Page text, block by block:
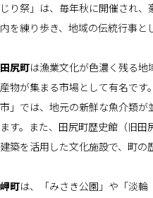
じり祭」は、毎年秋に開催され
内を練り歩き、地域の伝統行事と
田尻町は漁業文化が色濃く残る
産物が集まる市場として有名です
市」では、地元の新鮮な魚介類が
ます。また、田尻町歴史館（旧
建築を活用した文化施設で、町の
岬町は、「みさき公園」や「淡